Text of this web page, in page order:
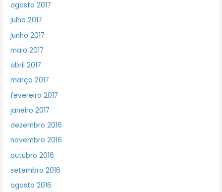
agosto 2017
julho 2017
junho 2017
maio 2017
abril 2017
março 2017
fevereiro 2017
janeiro 2017
dezembro 2016
novembro 2016
outubro 2016
setembro 2016
agosto 2016